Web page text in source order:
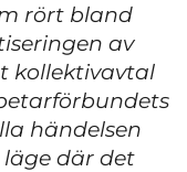
rört bland
av
kollektivavtal
händelsen
läge där det